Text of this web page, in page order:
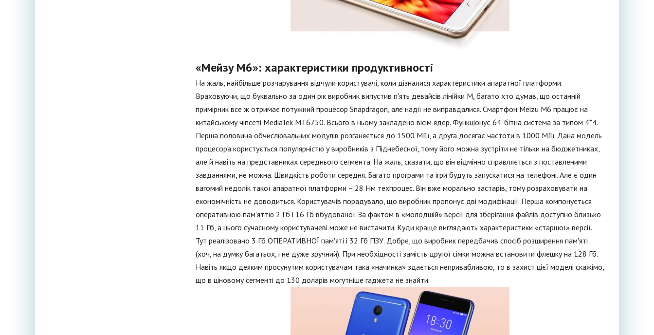
«Мейзу М6»: характеристики продуктивності
На жаль, найбільше розчарування відчули користувачі, коли дізналися характеристики апаратної платформи.
Враховуючи, що буквально за один рік виробник випустив п'ять девайсів лінійки М, багато хто думав, що останній
примірник все ж отримає потужний процесор Snapdragon, але надії не виправдалися. Смартфон Meizu М6 працює на
китайському чіпсеті MediaTek MT6750. Всього в ньому закладено вісім ядер. Функціонує 64-бітна система за типом 4*4.
Перша половина обчислювальних модулів розганяється до 1500 МГц, а друга досягає частоти в 1000 МГц. Дана модель
процесора користується популярністю у виробників з Піднебесної, тому його можна зустріти не тільки на бюджетниках,
але й навіть на представниках середнього сегмента. На жаль, сказати, що він відмінно справляється з поставленими
завданнями, не можна. Швидкість роботи середня. Багато програми та ігри будуть запускатися на телефоні. Але є один
вагомий недолік такої апаратної платформи – 28 Нм техпроцес. Він вже морально застарів, тому розраховувати на
економічність не доводиться. Користувачів порадувало, що виробник пропонує дві модифікації. Перша компонується
оперативною пам'яттю 2 Гб і 16 Гб вбудованої. За фактом в «молодшій» версії для зберігання файлів доступно близько
11 Гб, а цього сучасному користувачеві може не вистачити. Куди краще виглядають характеристики «старшої» версії.
Тут реалізовано 3 Гб ОПЕРАТИВНОЇ пам'яті і 32 Гб ПЗУ. Добре, що виробник передбачив спосіб розширення пам'яті
(хоч, на думку багатьох, і не дуже зручний). При необхідності замість другої сімки можна встановити флешку на 128 Гб.
Навіть якщо деяким просунутим користувачам така «начинка» здається непривабливою, то в захист цієї моделі скажімо,
що в ціновому сегменті до 130 доларів могутніше гаджета не знайти.